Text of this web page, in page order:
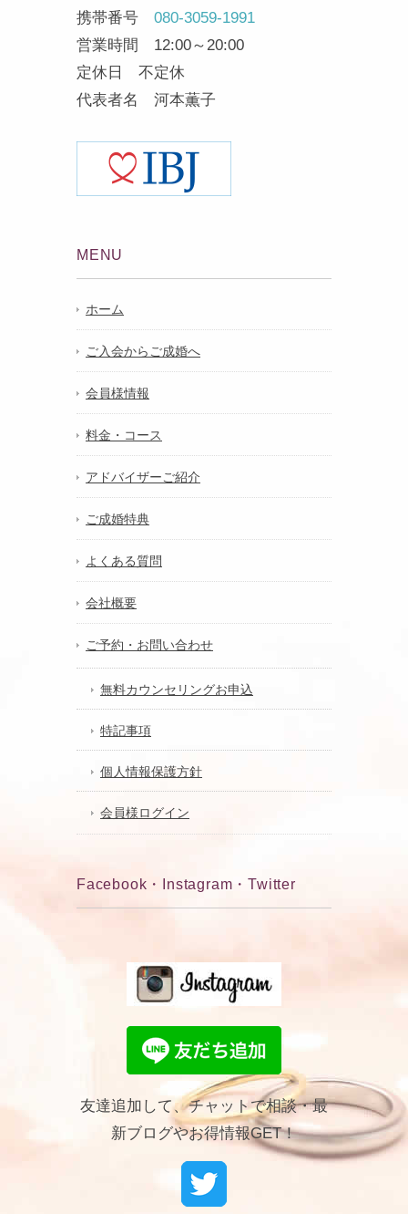
携帯番号 080-3059-1991
営業時間 12:00～20:00
定休日 不定休
代表者名 河本薫子
MENU
ホーム
ご入会からご成婚へ
会員様情報
料金・コース
アドバイザーご紹介
ご成婚特典
よくある質問
会社概要
ご予約・お問い合わせ
無料カウンセリングお申込
特記事項
個人情報保護方針
会員様ログイン
Facebook・Instagram・Twitter
友達追加して、チャットで相談・最
新ブログやお得情報GET！